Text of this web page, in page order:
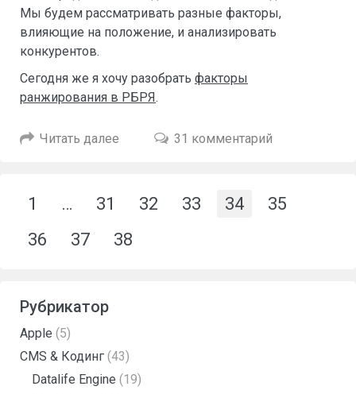
Мы будем рассматривать разные факторы,
влияющие на положение, и анализировать
конкурентов.
Сегодня же я хочу разобрать факторы
ранжирования в РБРЯ.
Читать далее 31 комментарий
1 … 31 32 33 34
35
36
37 38
Рубрикатор
Apple (5)
CMS & Кодинг (43)
Datalife Engine (19)